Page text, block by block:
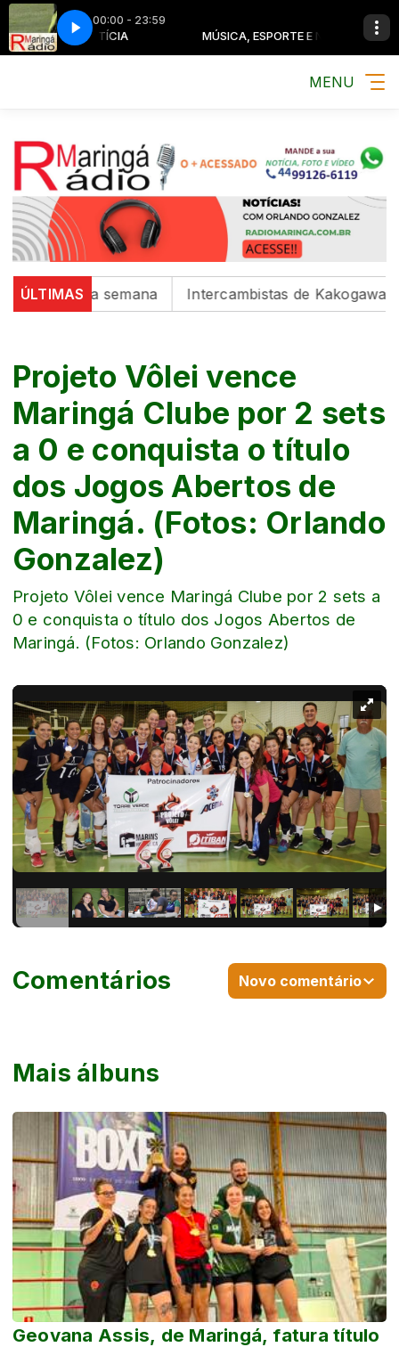
00:00 - 23:59
E NOTÍCIA MÚSICA, ESPORTE E NOTÍCIA
MENU
ÚLTIMASda semana Intercambistas de Kakogawa
Projeto Vôlei vence
Maringá Clube por 2 sets
a 0 e conquista o título
dos Jogos Abertos de
Maringá. (Fotos: Orlando
Gonzalez)
Projeto Vôlei vence Maringá Clube por 2 sets a
0 e conquista o título dos Jogos Abertos de
Maringá. (Fotos: Orlando Gonzalez)
Mais álbuns
Geovana Assis, de Maringá, fatura título
Comentários Novo comentário